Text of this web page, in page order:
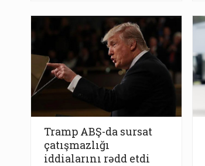
Tramp ABŞ-da sursat
çatışmazlığı
iddialarını rədd etdi